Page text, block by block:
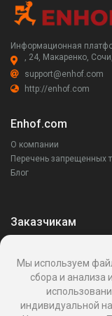
Информационная
, 24, Макаренко,
support@enhof.com
http://enhof.com
Enhof.com
О компании
Перечень запрещенных
Блог
Заказчикам
Написать поставщику
Реквизиты
Мы используем
сбора и анализа
индивидуальной